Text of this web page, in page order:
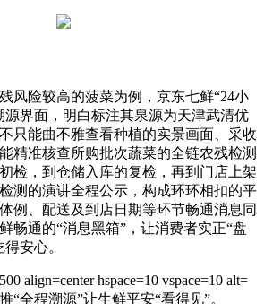
险较高的菠菜为例，京东七鲜“24小
源界面，明白标注其泉源为天津武清优
只能曲不雅查看种植的实景画面、采收
精准核查所购批次蔬菜的全链农残检测
，到仓储入库的复检，再到门店上架
测的演讲全程公示，构成环环相扣的平
例、配送及到店日期等环节畅通消息同
畅通的“消息黑箱”，让消费者实正“盘
安心。
align=center hspace=10 vspace=10 alt=
“全程溯源”让生鲜平安“看得见”。